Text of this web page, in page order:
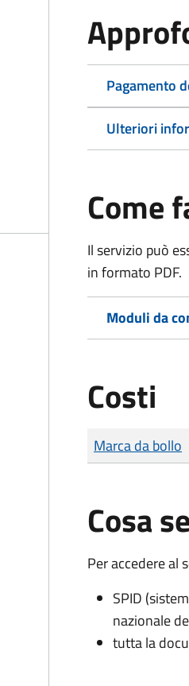
Pagamento
Ulteriori
Come
Il servizio può
in formato PDF.
Moduli da
Costi
Tipo di
Importo
Marca da bollo
Cosa
Per accedere al
SPID
nazionale
tutta la